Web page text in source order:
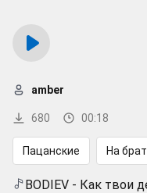
680 00:18
amber
Пацанские На
BODIEV - Как твои